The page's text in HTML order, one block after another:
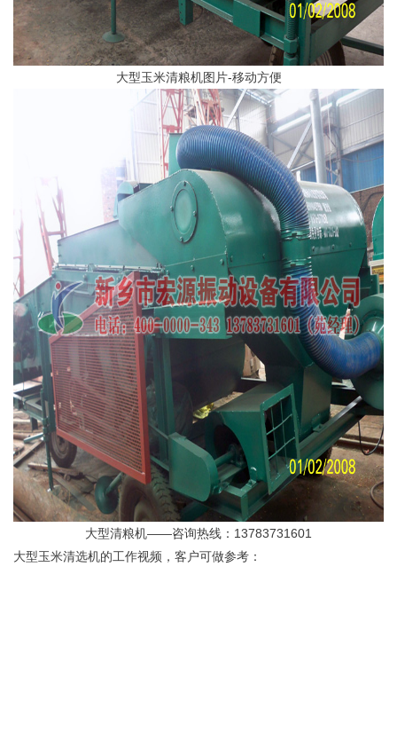
大型玉米清粮机图片-移动方便
大型清粮机——咨询热线：13783731601
大型玉米清选机的工作视频，客户可做参考：